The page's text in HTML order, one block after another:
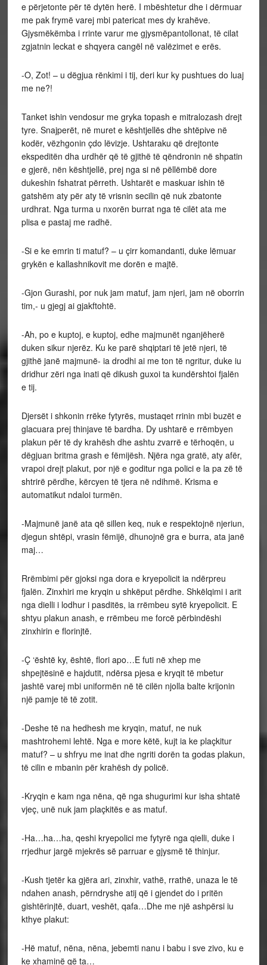
e përjetonte për të dytën herë. I mbështetur dhe i dërmuar
me pak frymë varej mbi patericat mes dy krahëve.
Gjysmëkëmba i rrinte varur me gjysmëpantollonat, të cilat
zgjatnin leckat e shqyera cangël në valëzimet e erës.
-O, Zot! – u dëgjua rënkimi i tij, deri kur ky pushtues do luaj
me ne?!
Tanket ishin vendosur me gryka topash e mitralozash drejt
tyre. Snajperët, në muret e kështjellës dhe shtëpive në
kodër, vëzhgonin çdo lëvizje. Ushtaraku që drejtonte
ekspeditën dha urdhër që të gjithë të qëndronin në shpatin
e gjerë, nën kështjellë, prej nga si në pëllëmbë dore
dukeshin fshatrat përreth. Ushtarët e maskuar ishin të
gatshëm aty për aty të vrisnin secilin që nuk zbatonte
urdhrat. Nga turma u nxorën burrat nga të cilët ata me
plisa e pastaj me radhë.
-Si e ke emrin ti matuf? – u çirr komandanti, duke lëmuar
grykën e kallashnikovit me dorën e majtë.
-Gjon Gurashi, por nuk jam matuf, jam njeri, jam në oborrin
tim,- u gjegj ai gjakftohtë.
-Ah, po e kuptoj, e kuptoj, edhe majmunët nganjëherë
duken sikur njerëz. Ku ke parë shqiptari të jetë njeri, të
gjithë janë majmunë- ia drodhi ai me ton të ngritur, duke iu
dridhur zëri nga inati që dikush guxoi ta kundërshtoi fjalën
e tij.
Djersët i shkonin rrëke fytyrës, mustaqet rrinin mbi buzët e
glacuara prej thinjave të bardha. Dy ushtarë e rrëmbyen
plakun për të dy krahësh dhe ashtu zvarrë e tërhoqën, u
dëgjuan britma grash e fëmijësh. Njëra nga gratë, aty afër,
vrapoi drejt plakut, por një e goditur nga polici e la pa zë të
shtrirë përdhe, kërcyen të tjera në ndihmë. Krisma e
automatikut ndaloi turmën.
-Majmunë janë ata që sillen keq, nuk e respektojnë njeriun,
djegun shtëpi, vrasin fëmijë, dhunojnë gra e burra, ata janë
maj…
Rrëmbimi për gjoksi nga dora e kryepolicit ia ndërpreu
fjalën. Zinxhiri me kryqin u shkëput përdhe. Shkëlqimi i arit
nga dielli i lodhur i pasditës, ia rrëmbeu sytë kryepolicit. E
shtyu plakun anash, e rrëmbeu me forcë përbindëshi
zinxhirin e florinjtë.
-Ç ‘është ky, është, flori apo…E futi në xhep me
shpejtësinë e hajdutit, ndërsa pjesa e kryqit të mbetur
jashtë varej mbi uniformën në të cilën njolla balte krijonin
një pamje të të zotit.
-Deshe të na hedhesh me kryqin, matuf, ne nuk
mashtrohemi lehtë. Nga e more këtë, kujt ia ke plaçkitur
matuf? – u shfryu me inat dhe ngriti dorën ta godas plakun,
të cilin e mbanin për krahësh dy policë.
-Kryqin e kam nga nëna, që nga shugurimi kur isha shtatë
vjeç, unë nuk jam plaçkitës e as matuf.
-Ha…ha…ha, qeshi kryepolici me fytyrë nga qielli, duke i
rrjedhur jargë mjekrës së parruar e gjysmë të thinjur.
-Kush tjetër ka gjëra ari, zinxhir, vathë, rrathë, unaza le të
ndahen anash, përndryshe atij që i gjendet do i pritën
gishtërinjtë, duart, veshët, qafa…Dhe me një ashpërsi iu
kthye plakut:
-Hë matuf, nëna, nëna, jebemti nanu i babu i sve zivo, ku e
ke xhaminë që ta…